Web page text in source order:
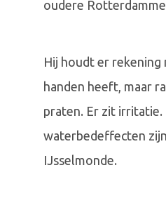
oudere
Hij houdt er
handen heeft, maar
praten. Er zit irritatie.
waterbedeffecten
IJsselmonde.